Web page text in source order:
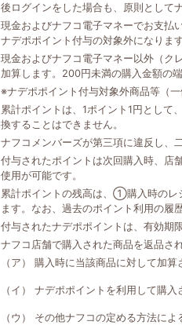
後ログインをした場合も、原則として
現金およびナフコ電子マネーでお支払
ナデポポイント付与の対象外になりま
現金およびナフコ電子マネー以外（ク
加算します。200円未満の購入金額の
※ナデポポイント付与対象外商品等（
累計ポイントは、1ポイント1円として
換することはできません。
ナフコメンバーズが第三項に違反し、
付与されたポイントは次回購入時、店
使用が可能です。
累計ポイントの残高は、①購入時のレ
ます。なお、過去のポイント利用の履
付与されたナデポポイントは、有効期
ナフコ店舗で購入された商品を返品さ
（ア） 購入時に当該商品に対して加
（イ） ナデポポイントを利用して購
（ウ） その他ナフコの定める方法によ